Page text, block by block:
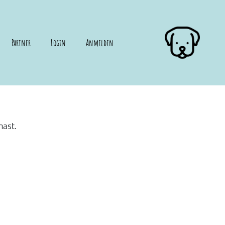
Partner Login Anmelden